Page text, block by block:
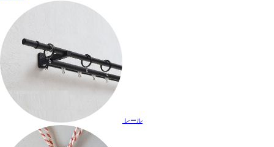
レール